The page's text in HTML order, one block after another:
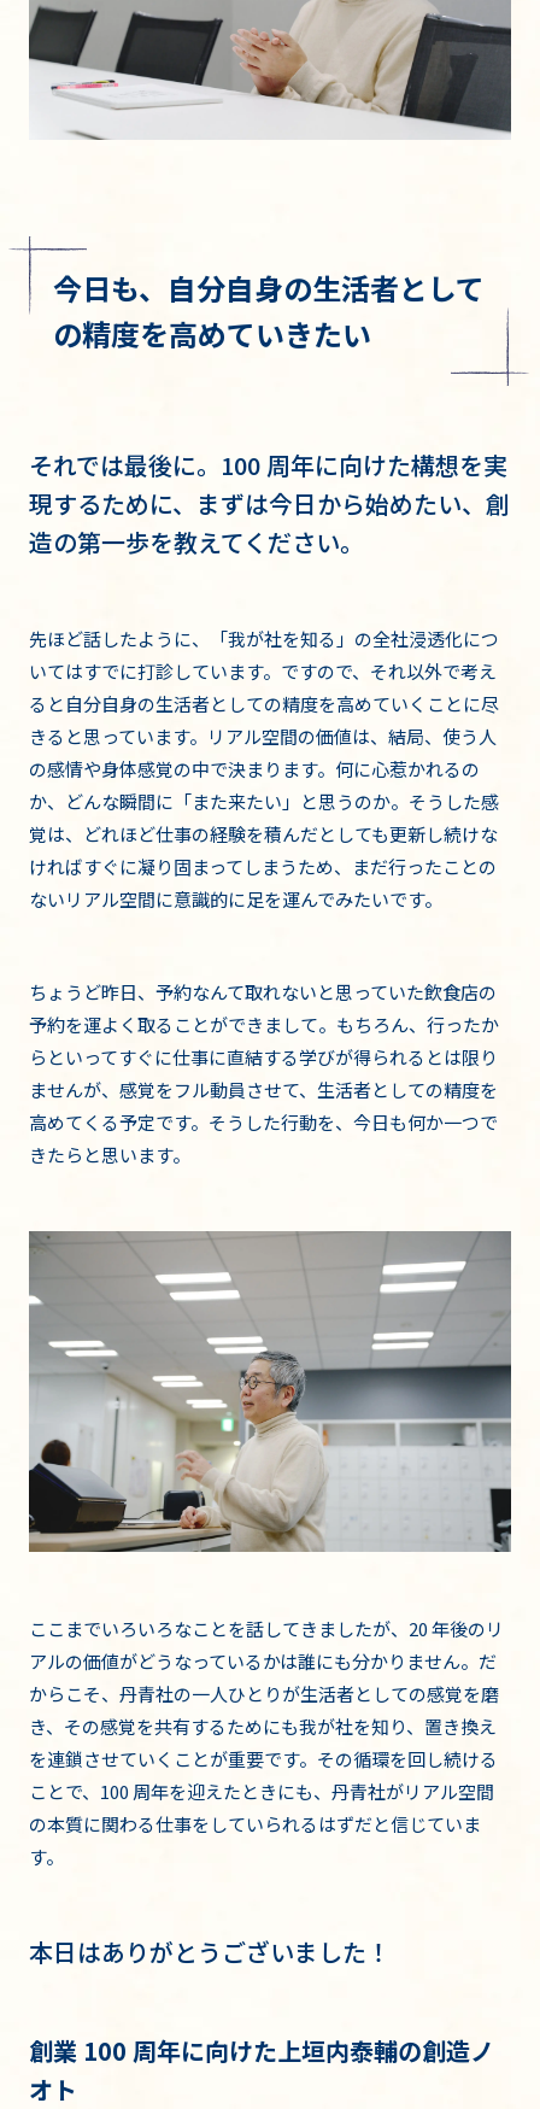
今日も、自分自身の生活者として
の精度を高めていきたい
それでは最後に。100 周年に向けた構想を実
現するために、まずは今日から始めたい、創
造の第一歩を教えてください。
先ほど話したように、「我が社を知る」の全社浸透化につ
いてはすでに打診しています。ですので、それ以外で考え
ると自分自身の生活者としての精度を高めていくことに尽
きると思っています。リアル空間の価値は、結局、使う人
の感情や身体感覚の中で決まります。何に心惹かれるの
か、どんな瞬間に「また来たい」と思うのか。そうした感
覚は、どれほど仕事の経験を積んだとしても更新し続けな
ければすぐに凝り固まってしまうため、まだ行ったことの
ないリアル空間に意識的に足を運んでみたいです。
ちょうど昨日、予約なんて取れないと思っていた飲食店の
予約を運よく取ることができまして。もちろん、行ったか
らといってすぐに仕事に直結する学びが得られるとは限り
ませんが、感覚をフル動員させて、生活者としての精度を
高めてくる予定です。そうした行動を、今日も何か一つで
きたらと思います。
ここまでいろいろなことを話してきましたが、20 年後のリ
アルの価値がどうなっているかは誰にも分かりません。だ
からこそ、丹青社の一人ひとりが生活者としての感覚を磨
き、その感覚を共有するためにも我が社を知り、置き換え
を連鎖させていくことが重要です。その循環を回し続ける
ことで、100 周年を迎えたときにも、丹青社がリアル空間
の本質に関わる仕事をしていられるはずだと信じていま
す。
本日はありがとうございました！
創業 100 周年に向けた上垣内泰輔の創造ノ
オト